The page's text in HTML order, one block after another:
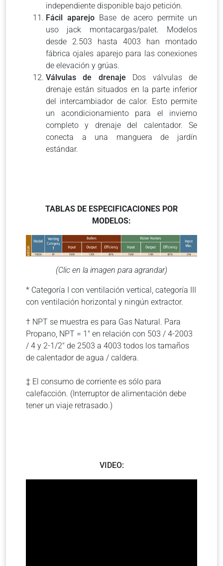
independiente disponible bajo petición.
Fácil aparejoBase de acero permite un
uso jack montacargas/palet. Modelos
desde 2.503 hasta 4003 han montado
fábrica ojales aparejo para las conexiones
de elevación y grúas.
Válvulas de drenaje Dos válvulas de
drenaje están situados en la parte inferior
del intercambiador de calor. Esto permite
un acondicionamiento para el invierno
completo y drenaje del calentador. Se
conecta a una manguera de jardín
estándar.
TABLAS DE ESPECIFICACIONES POR
MODELOS:
(Clic en la imagen para agrandar)
* Categoría I con ventilación vertical, categoría III
con ventilación horizontal y ningún extractor.
† NPT se muestra es para Gas Natural. Para
Propano, NPT = 1″ en relación con 503 / 4-2003
/ 4 y 2-1/2″ de 2503 a 4003 todos los tamaños
de calentador de agua / caldera.
‡ El consumo de corriente es sólo para
calefacción. (Interruptor de alimentación debe
tener un viaje retrasado.)
VIDEO: